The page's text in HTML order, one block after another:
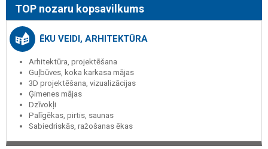
TOP nozaru kopsavilkums
ĒKU VEIDI, ARHITEKTŪRA
Arhitektūra, projektēšana
Guļbūves, koka karkasa mājas
3D projektēšana, vizualizācijas
Ģimenes mājas
Dzīvokļi
Palīgēkas, pirtis, saunas
Sabiedriskās, ražošanas ēkas